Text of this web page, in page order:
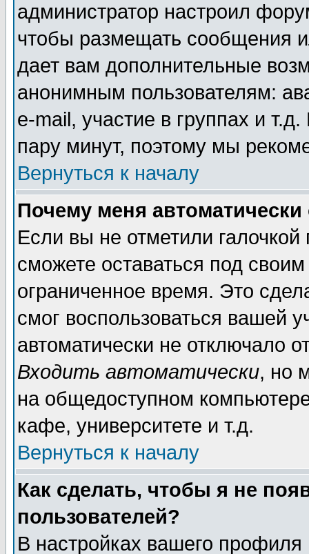
администратор настроил
чтобы размещать сообщения
дает вам дополнительные
анонимным пользователям:
e-mail, участие в группах и
пару минут, поэтому мы
Вернуться к началу
Почему меня автоматически
Если вы не отметили галочкой
сможете оставаться под
ограниченное время. Это
смог воспользоваться вашей
автоматически не отключало
Входить автоматически, но
на общедоступном
кафе, университете и т.д.
Вернуться к началу
Как сделать, чтобы я не
пользователей?
В настройках вашего